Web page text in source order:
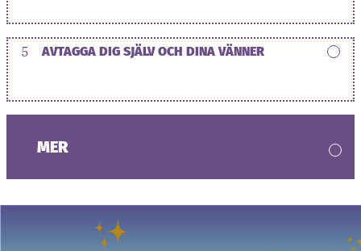
5 AVTAGGA DIG SJÄLV OCH DINA VÄNNER
MER